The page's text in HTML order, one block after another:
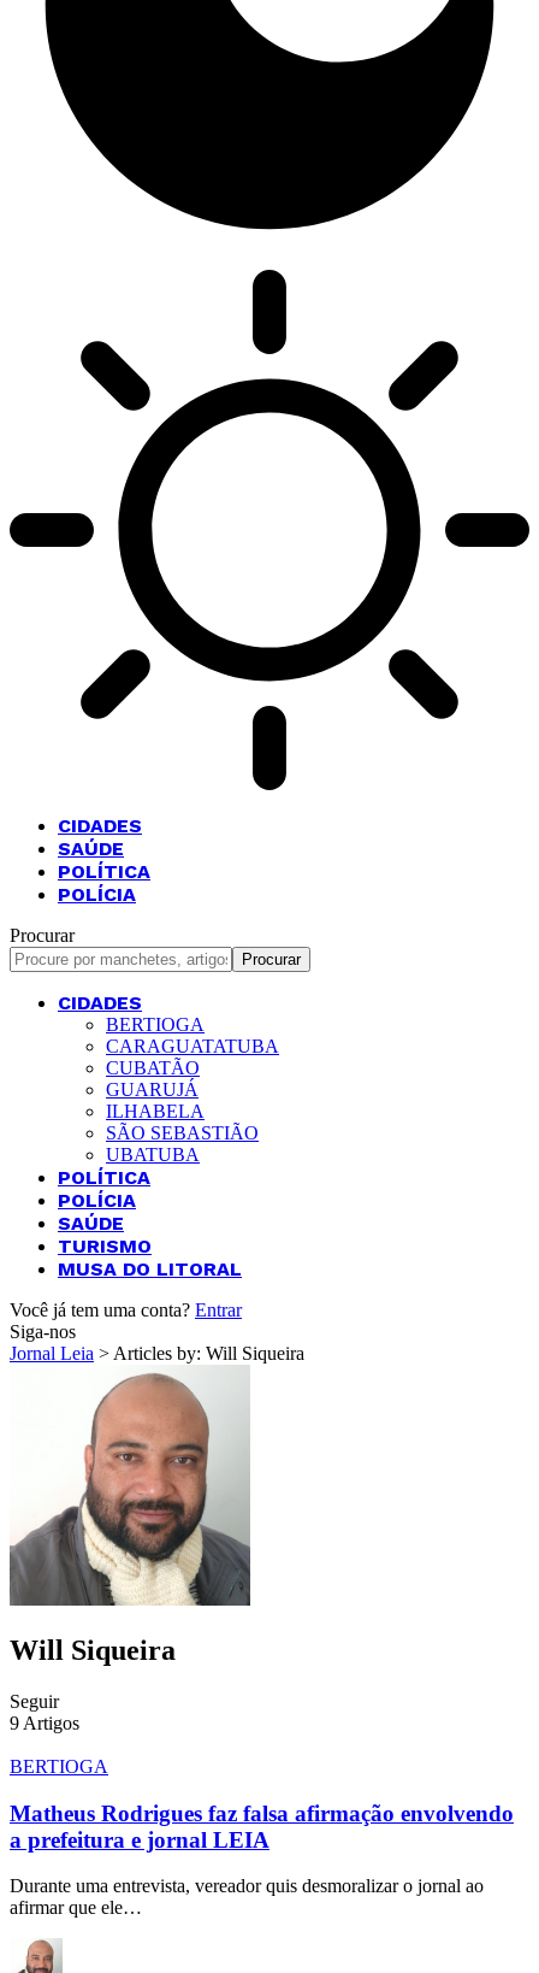
CIDADES
SAÚDE
POLÍTICA
POLÍCIA
Procurar
CIDADES
BERTIOGA
CARAGUATATUBA
CUBATÃO
GUARUJÁ
ILHABELA
SÃO SEBASTIÃO
UBATUBA
POLÍTICA
POLÍCIA
SAÚDE
TURISMO
MUSA DO LITORAL
Você já tem uma conta? Entrar
Siga-nos
Jornal Leia > Articles by: Will Siqueira
Will Siqueira
Seguir
9 Artigos
BERTIOGA
Matheus Rodrigues faz falsa afirmação envolvendo
a prefeitura e jornal LEIA
Durante uma entrevista, vereador quis desmoralizar o jornal ao
afirmar que ele…